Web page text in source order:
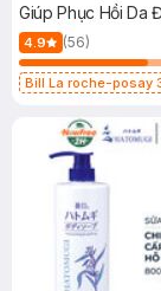
Giúp Phục Hồi Da
Dụng 40ml
4.9 (56)
Bill La roche-posay
(SL có hạn)